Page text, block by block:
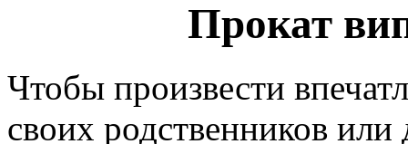
Прокат
Чтобы произвести
своих родственников